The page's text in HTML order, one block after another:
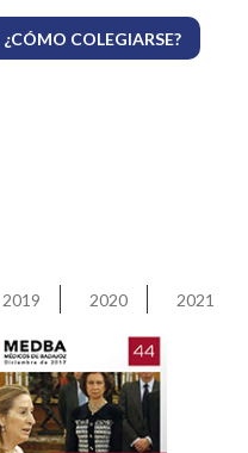
¿CÓMO COLEGIARSE?
2019 2020 2021